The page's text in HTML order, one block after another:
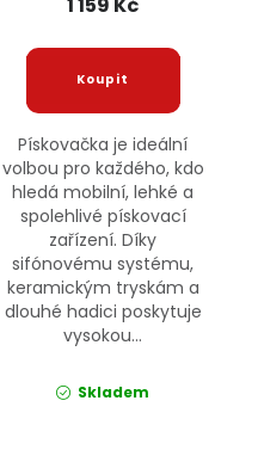
Pískovačka je ideální
volbou pro každého, kdo
hledá mobilní, lehké a
spolehlivé pískovací
zařízení. Díky
sifónovému systému,
keramickým tryskám a
dlouhé hadici poskytuje
vysokou...
Skladem